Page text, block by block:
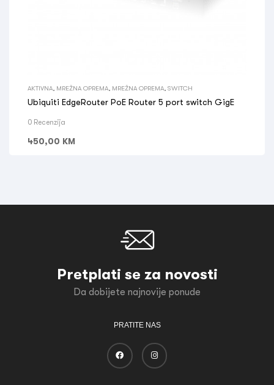
AKTIVNA MREŽNA OPREMA MREŽNA OPREMA SWITCH
Ubiquiti EdgeRouter PoE Router 5 port switch GigE
0 Recenzija
450,00 KM
Pretplati se za novosti
Da dobijete najnovije ponude
PRATITE NAS